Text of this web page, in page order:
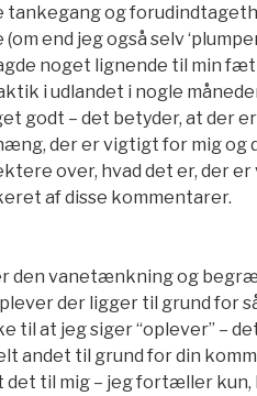
tankegang og
end jeg også selv
noget lignende til min
i udlandet i nogle
godt – det betyder, at der
der er vigtigt for mig og
over, hvad det er, der
af disse kommentarer.
den vanetænkning og
der ligger til grund for
at jeg siger “oplever” –
andet til grund for din
det til mig – jeg fortæller kun,